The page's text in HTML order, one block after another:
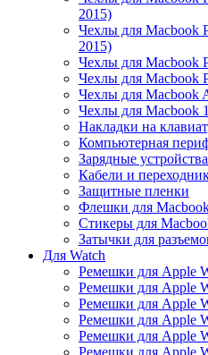
2015)
Чехлы для Macbook
2015)
Чехлы для Macbook
Чехлы для Macbook
Чехлы для Macbook
Чехлы для Macbook
Накладки на
Компьютерная
Зарядные устройства
Кабели и
Защитные пленки
Флешки для
Стикеры для
Затычки для
Для Watch
Ремешки для Apple
Ремешки для Apple
Ремешки для Apple
Ремешки для Apple
Ремешки для Apple
Ремешки для Apple